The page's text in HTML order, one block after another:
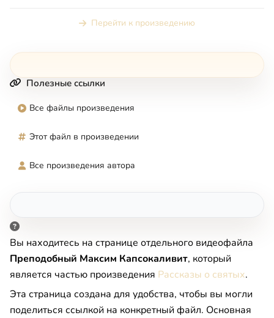
Перейти к произведению
Полезные ссылки
Все файлы произведения
Этот файл в произведении
Все произведения автора
Вы находитесь на странице отдельного видеофайла
Преподобный Максим Капсокаливит, который
является частью произведения Рассказы о святых.
Эта страница создана для удобства, чтобы вы могли
поделиться ссылкой на конкретный файл. Основная